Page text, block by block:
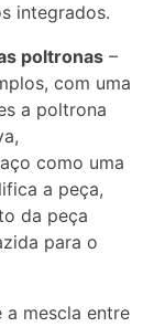
integrados.
poltronas –
com uma
a poltrona
como uma
a peça,
da peça
para o
a mescla entre